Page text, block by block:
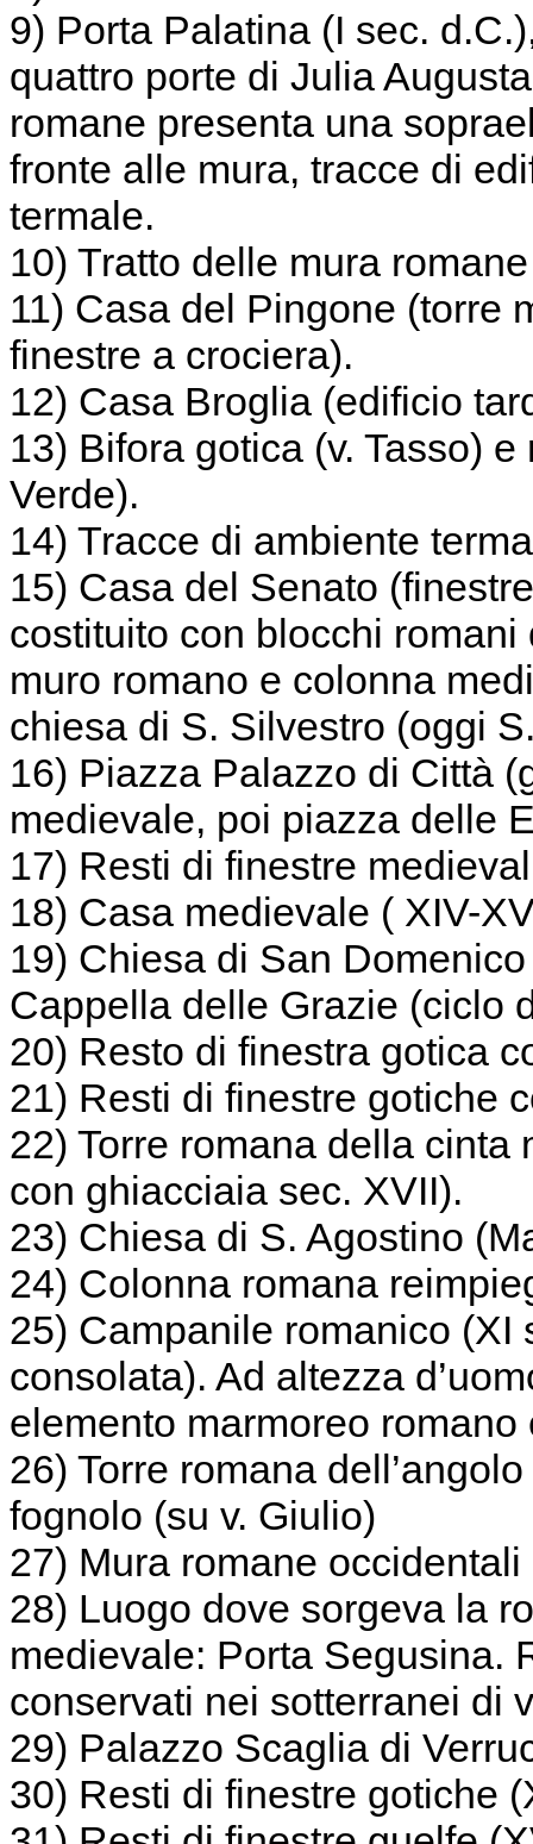
9) Porta Palatina (I sec.
quattro porte di Julia
romane presenta una
fronte alle mura, tracce di
termale.
10) Tratto delle mura
11) Casa del Pingone (torre
finestre a crociera).
12) Casa Broglia (edificio
13) Bifora gotica (v. Tasso)
Verde).
14) Tracce di ambiente
15) Casa del Senato
costituito con blocchi
muro romano e colonna
chiesa di S. Silvestro (oggi
16) Piazza Palazzo di Città
medievale, poi piazza delle
17) Resti di finestre
18) Casa medievale ( XIV-
19) Chiesa di San
Cappella delle Grazie (ciclo
20) Resto di finestra gotica
21) Resti di finestre gotiche
22) Torre romana della
con ghiacciaia sec. XVII).
23) Chiesa di S. Agostino
24) Colonna romana
25) Campanile romanico (XI
consolata). Ad altezza
elemento marmoreo
26) Torre romana
fognolo (su v. Giulio)
27) Mura romane occidentali
28) Luogo dove sorgeva la
medievale: Porta Segusina.
conservati nei sotterranei di
29) Palazzo Scaglia di
30) Resti di finestre gotiche